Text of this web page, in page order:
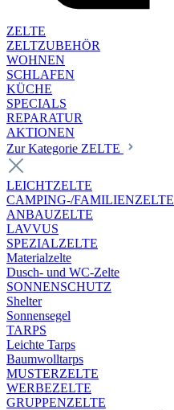
ZELTE
ZELTZUBEHÖR
WOHNEN
SCHLAFEN
KÜCHE
SPECIALS
REPARATUR
AKTIONEN
Zur Kategorie ZELTE
LEICHTZELTE
CAMPING-/FAMILIENZELTE
ANBAUZELTE
LAVVUS
SPEZIALZELTE
Materialzelte
Dusch- und WC-Zelte
SONNENSCHUTZ
Shelter
Sonnensegel
TARPS
Leichte Tarps
Baumwolltarps
MUSTERZELTE
WERBEZELTE
GRUPPENZELTE